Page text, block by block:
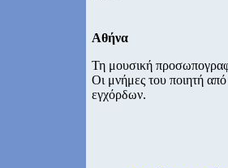
Αθήνα
Τη μουσική
Οι μνήμες του ποιητή
εγχόρδων.